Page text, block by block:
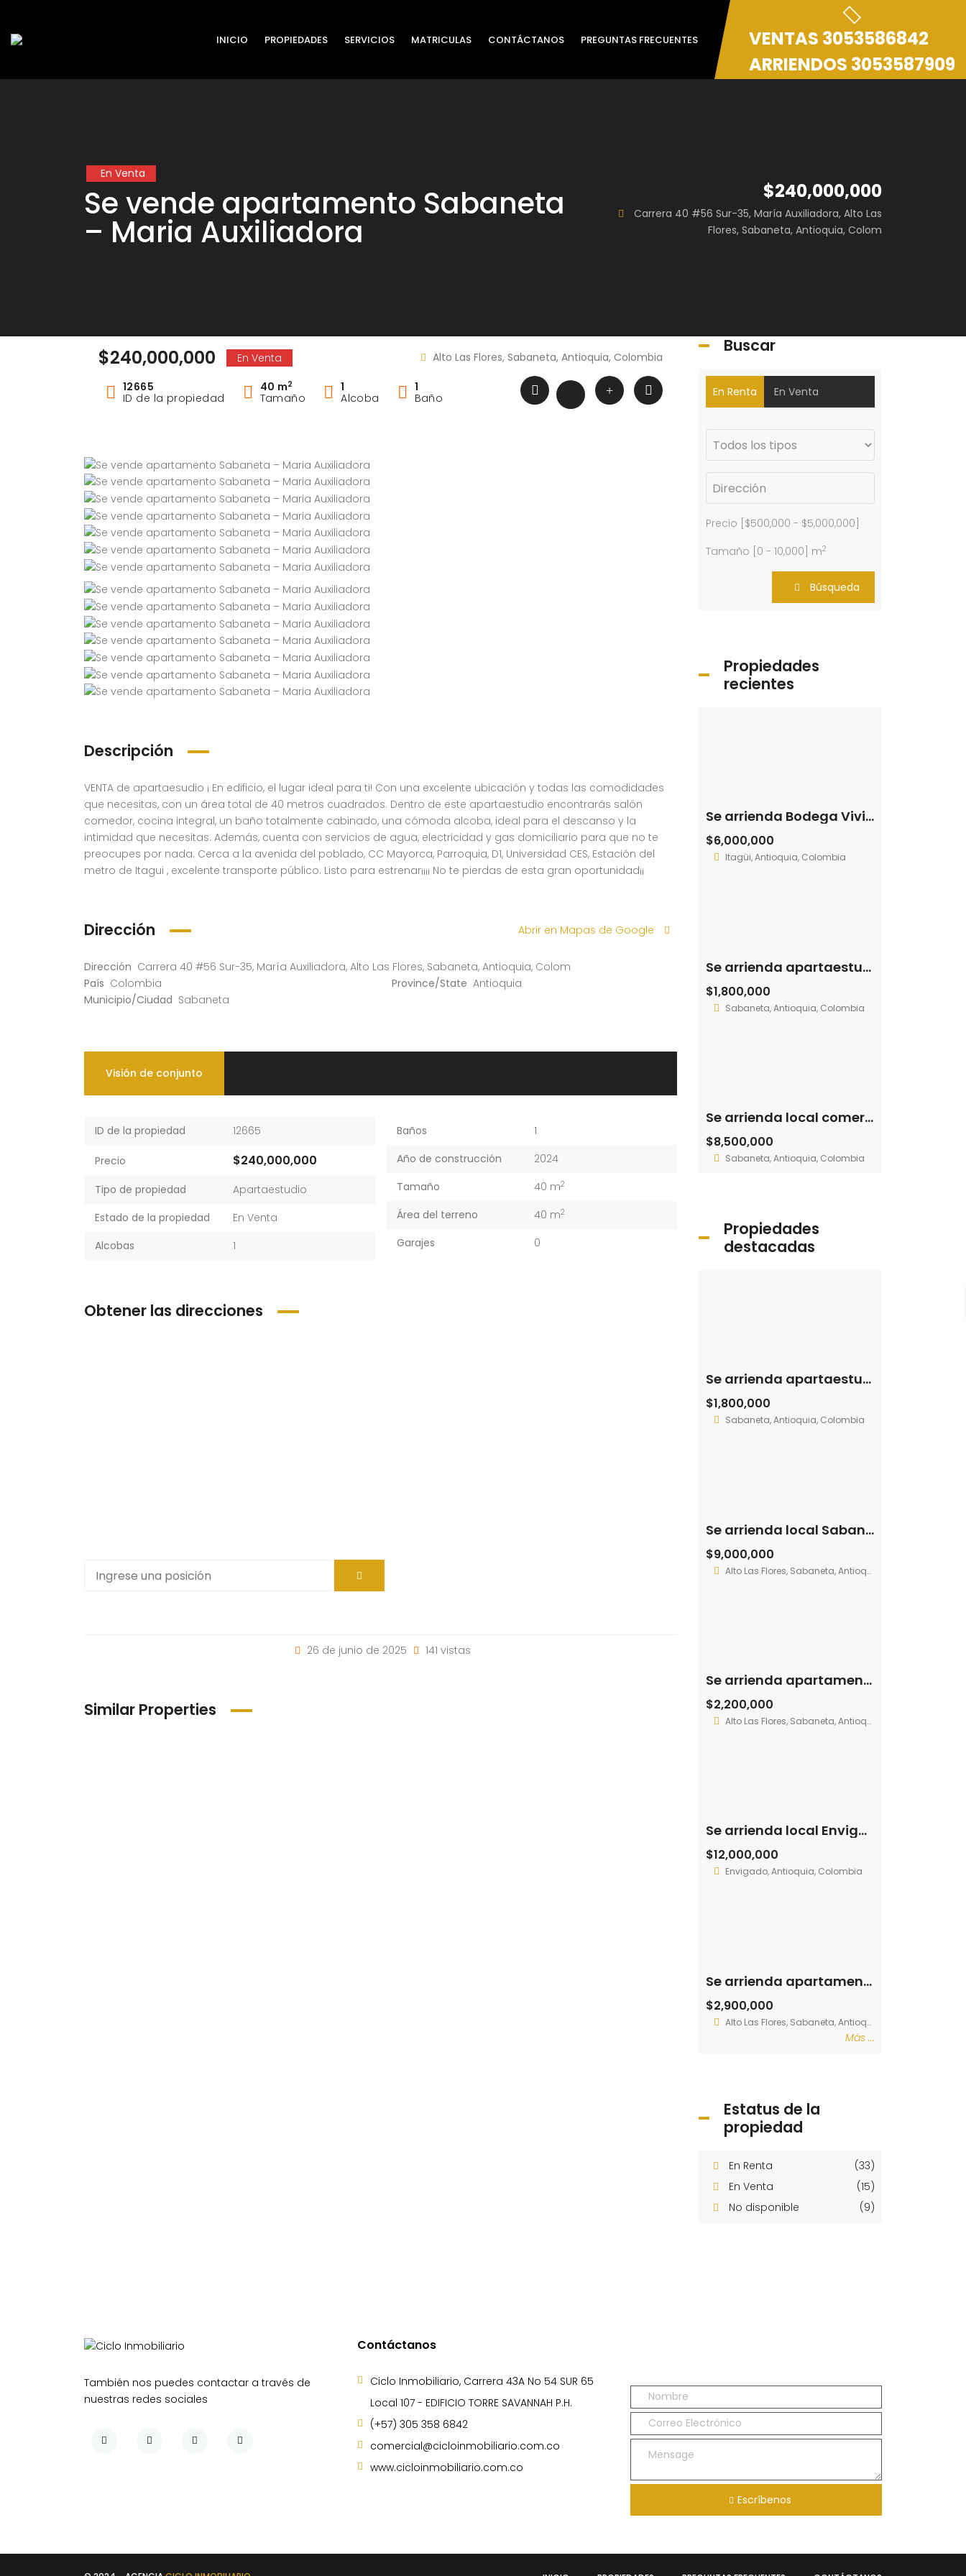
INICIO PROPIEDADES SERVICIOS MATRICULAS CONTÁCTANOS PREGUNTAS FRECUENTES VENTAS 3053586842
ARRIENDOS 3053587909
En Venta
Se vende apartamento Sabaneta
– Maria Auxiliadora
$240,000,000
Carrera 40 #56 Sur-35, María Auxiliadora, Alto Las
Flores, Sabaneta, Antioquia, Colom
$240,000,000 En Venta Alto Las Flores, Sabaneta, Antioquia, Colombia
12665
ID de la propiedad
40 m2
Tamaño
1
Alcoba
1
Baño
Descripción
VENTA de apartaesudio ¡ En edificio, el lugar ideal para ti! Con una excelente ubicación y todas las comodidades
que necesitas, con un área total de 40 metros cuadrados. Dentro de este apartaestudio encontrarás salón
comedor, cocina integral, un baño totalmente cabinado, una cómoda alcoba, ideal para el descanso y la
intimidad que necesitas. Además, cuenta con servicios de agua, electricidad y gas domiciliario para que no te
preocupes por nada. Cerca a la avenida del poblado, CC Mayorca, Parroquia, D1, Universidad CES, Estación del
metro de Itagui , excelente transporte público. Listo para estrenar¡¡¡¡ No te pierdas de esta gran oportunidad¡¡
Dirección
Dirección Carrera 40 #56 Sur-35, María Auxiliadora, Alto Las Flores, Sabaneta, Antioquia, Colom
País Colombia Province/State Antioquia
Municipio/Ciudad Sabaneta
Abrir en Mapas de Google
Visión de conjunto
ID de la propiedad 12665
Precio $240,000,000
Tipo de propiedad
Apartaestudio
Estado de la propiedad
En Venta
Alcobas
1
Baños
1
Año de construcción
2024
Tamaño
40 m2
Área del terreno 40 m2
Garajes 0
Obtener las direcciones
26 de junio de 2025 141 vistas
Similar Properties
Buscar
En Renta En Venta
Precio [ $500,000 - $5,000,000
Tamaño [ 0 - 10,000 ] m2
Búsqueda
Propiedades
recientes
Se arrienda Bodega Viviendas del Sur – Itagüí (194086140)
$6,000,000
Itagüi, Antioquia, Colombia
Se arrienda apartaestudio Sabaneta – Prados (7916204)
$1,800,000
Sabaneta, Antioquia, Colombia
Se arrienda local comercial Sabaneta – Restrepo Naranjo (194059112)
$8,500,000
Sabaneta, Antioquia, Colombia
Propiedades
destacadas
Se arrienda apartaestudio Sabaneta – Prados (7916204)
$1,800,000
Sabaneta, Antioquia, Colombia
Se arrienda local Sabaneta – Alto de las Flores (194058827)
$9,000,000
Alto Las Flores, Sabaneta, Antioquia, Colombia
Se arrienda apartamento Sabaneta – La Florida (193966688)
$2,200,000
Alto Las Flores, Sabaneta, Antioquia, Colombia
Se arrienda local Envigado – Guanteros (194025809)
$12,000,000
Envigado, Antioquia, Colombia
Se arrienda apartamento Sabaneta Prados (193960097)
$2,900,000
Alto Las Flores, Sabaneta, Antioquia, Colombia
Más ...
Estatus de la
propiedad
En Renta
(33)
En Venta
(15)
No disponible
(9)
También nos puedes contactar a través de
nuestras redes sociales
Contáctanos
Ciclo Inmobiliario, Carrera 43A No 54 SUR 65
Local 107 - EDIFICIO TORRE SAVANNAH P.H.
(+57) 305 358 6842
comercial@cicloinmobiliario.com.co
www.cicloinmobiliario.com.co
Escríbenos